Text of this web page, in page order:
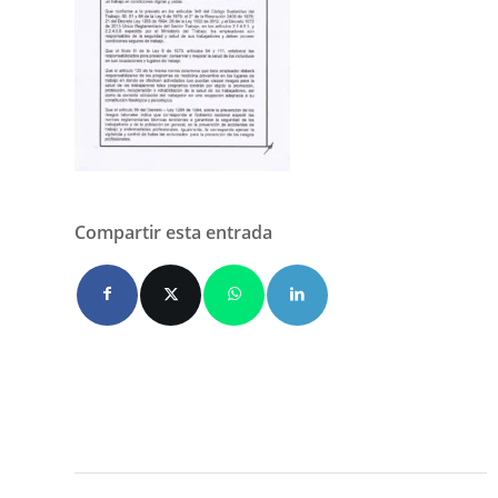
Compartir esta entrada